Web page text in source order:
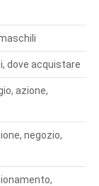
dove acquistare
azione,
negozio,